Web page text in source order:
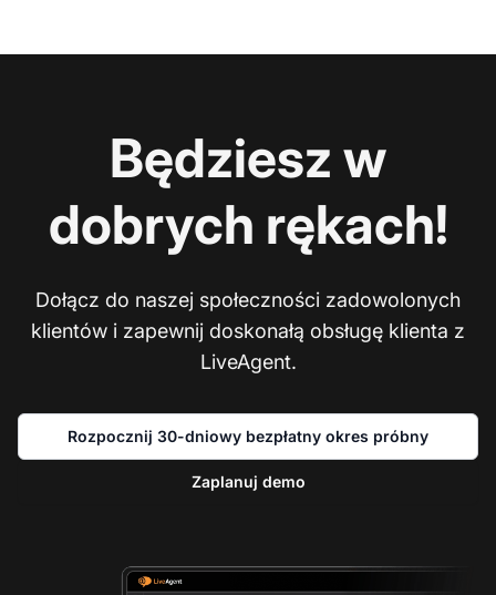
Będziesz w
dobrych rękach!
Dołącz do naszej społeczności zadowolonych
klientów i zapewnij doskonałą obsługę klienta z
LiveAgent.
Rozpocznij 30-dniowy bezpłatny okres próbny
Zaplanuj demo